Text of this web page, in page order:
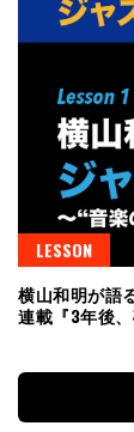
LESSON
横山和明が語
連載『3年後